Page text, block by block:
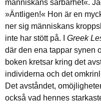
människans sårbarhet«.
»Äntligen!« Hon är en
ner sig människans
inte har stött på. I Greek
där den ena tappar synen
boken kretsar kring det
individerna och det
Det avståndet,
också vad hennes